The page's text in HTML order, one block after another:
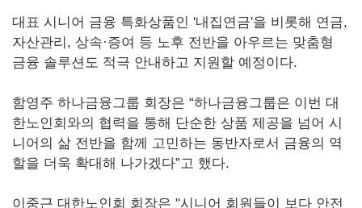
대표 시니어 금융 특화상품인 '내집연금'을 비롯해 연금,
자산관리, 상속·증여 등 노후 전반을 아우르는 맞춤형
금융 솔루션도 적극 안내하고 지원할 예정이다.
함영주 하나금융그룹 회장은 “하나금융그룹은 이번 대
한노인회와의 협력을 통해 단순한 상품 제공을 넘어 시
니어의 삶 전반을 함께 고민하는 동반자로서 금융의 역
할을 더욱 확대해 나가겠다”고 했다.
이중근 대한노인회 회장은 "시니어 회원들이 보다 안전